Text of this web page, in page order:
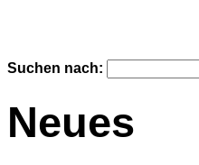
Suchen nach:
Neues